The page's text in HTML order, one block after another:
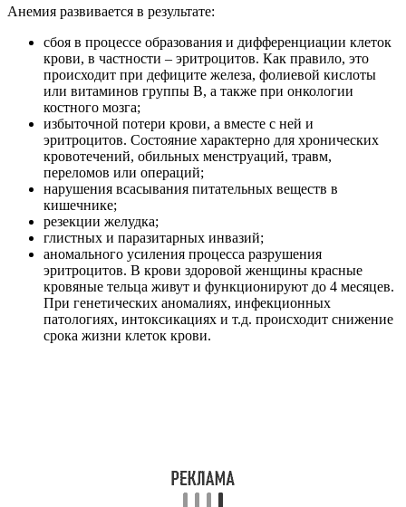
Анемия развивается в результате:
сбоя в процессе образования и дифференциации клеток
крови, в частности – эритроцитов. Как правило, это
происходит при дефиците железа, фолиевой кислоты
или витаминов группы В, а также при онкологии
костного мозга;
избыточной потери крови, а вместе с ней и
эритроцитов. Состояние характерно для хронических
кровотечений, обильных менструаций, травм,
переломов или операций;
нарушения всасывания питательных веществ в
кишечнике;
резекции желудка;
глистных и паразитарных инвазий;
аномального усиления процесса разрушения
эритроцитов. В крови здоровой женщины красные
кровяные тельца живут и функционируют до 4 месяцев.
При генетических аномалиях, инфекционных
патологиях, интоксикациях и т.д. происходит снижение
срока жизни клеток крови.